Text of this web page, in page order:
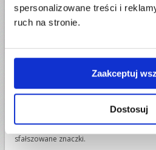
spersonalizowane treści i
ruch na stronie.
Zaakceptuj
Dostosuj
Odpady laboratoryjne oraz
miedzy innymi zakażone i brudne
kokaina, heroina, LSD, marihuana,
czuwaliczki jadalnej Catha, roślina i
substancje psychotroniczne.
Produkty i substancje żrące.
substancje do usuwania farb i rdzy,
Podrobiona lub sfałszowana waluta.
sfałszowane znaczki.